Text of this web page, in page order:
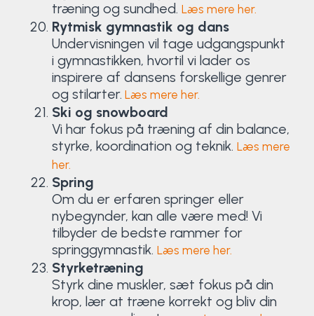
træning og sundhed. Læs mere her.
Rytmisk gymnastik og dans
Undervisningen vil tage udgangspunkt
i gymnastikken, hvortil vi lader os
inspirere af dansens forskellige genrer
og stilarter. Læs mere her.
Ski og snowboard
Vi har fokus på træning af din balance,
styrke, koordination og teknik. Læs mere
her.
Spring
Om du er erfaren springer eller
nybegynder, kan alle være med! Vi
tilbyder de bedste rammer for
springgymnastik. Læs mere her.
Styrketræning
Styrk dine muskler, sæt fokus på din
krop, lær at træne korrekt og bliv din